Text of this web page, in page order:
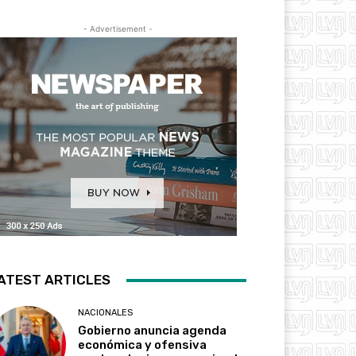
- Advertisement -
ARTICLES
NACIONALES
Gobierno anuncia agenda
económica y ofensiva